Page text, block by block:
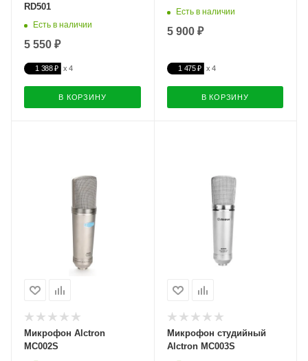
RD501
Есть в наличии
5 550 ₽
1 388 ₽
В КОРЗИНУ
Есть в наличии
5 900 ₽
1 475 ₽
В КОРЗИНУ
Микрофон Alctron
MC002S
Микрофон студийный
Alctron MC003S